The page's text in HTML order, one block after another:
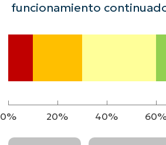
funcionamiento
0% 20% 40%